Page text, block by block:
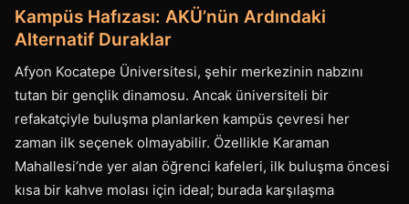
Kampüs Hafızası: AKÜ’nün Ardındaki
Alternatif Duraklar
Afyon Kocatepe Üniversitesi, şehir merkezinin nabzını
tutan bir gençlik dinamosu. Ancak üniversiteli bir
refakatçiyle buluşma planlarken kampüs çevresi her
zaman ilk seçenek olmayabilir. Özellikle Karaman
Mahallesi’nde yer alan öğrenci kafeleri, ilk buluşma öncesi
kısa bir kahve molası için ideal; burada karşılaşma